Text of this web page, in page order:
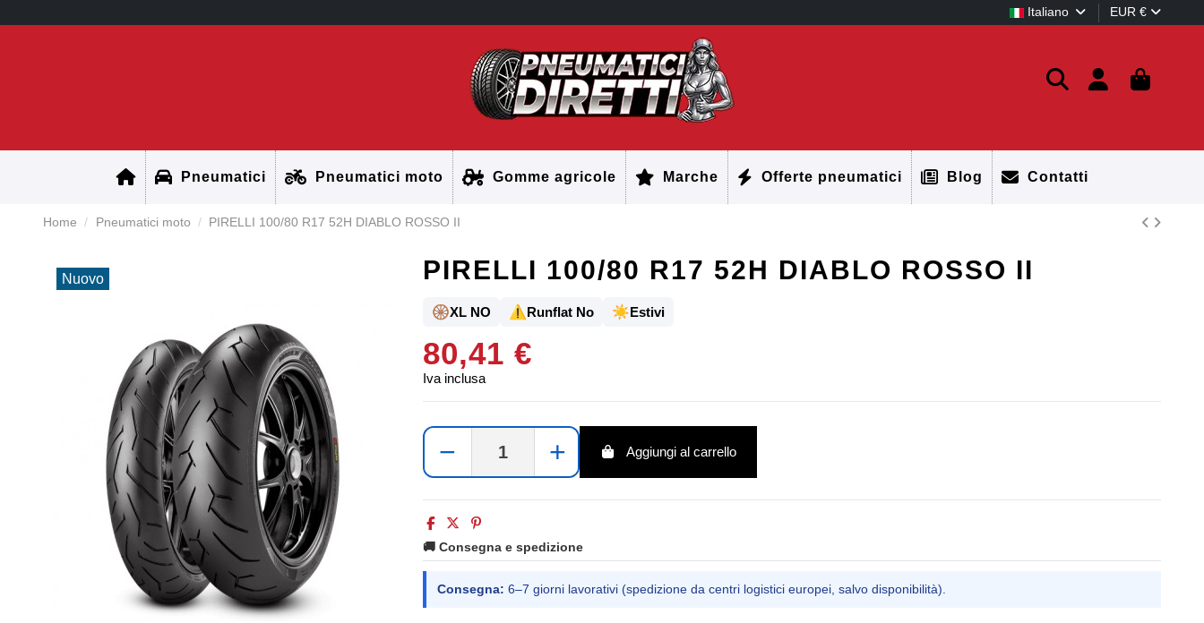
Italiano EUR €
Pneumatici Pneumatici moto Gomme agricole Marche Offerte pneumatici Blog Contatti
Home Pneumatici moto PIRELLI 100/80 R17 52H DIABLO ROSSO II
Nuovo PIRELLI 100/80 R17 52H DIABLO ROSSO II
🛞XL NO ⚠️Runflat No ☀️Estivi
80,41 €
Iva inclusa
− + Aggiungi al carrello
🚚 Consegna e spedizione
Consegna: 6–7 giorni lavorativi (spedizione da centri logistici europei, salvo disponibilità).